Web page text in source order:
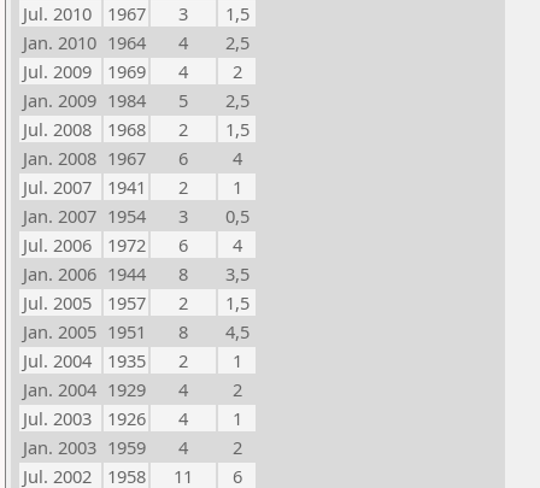
Jul. 2010
1967 3
1,5
Jan. 2010 1964 4
2,5
Jul. 2009
1969 4
2
Jan. 2009 1984 5
2,5
Jul. 2008
1968 2
1,5
Jan. 2008 1967 6
4
Jul. 2007
1941 2
1
Jan. 2007 1954 3
0,5
Jul. 2006
1972 6
4
Jan. 2006 1944 8
3,5
Jul. 2005
1957 2
1,5
Jan. 2005 1951 8
4,5
Jul. 2004
1935 2
1
Jan. 2004 1929 4
2
Jul. 2003
1926 4
1
Jan. 2003 1959 4
2
Jul. 2002
1958 11
6